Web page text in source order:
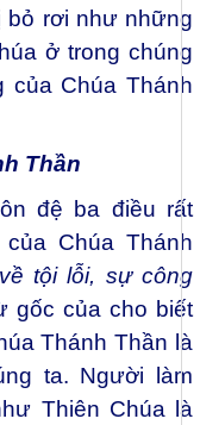
bỏ rơi như những
ở trong chúng
của Chúa Thánh
Thần
đệ ba điều rất
Chúa Thánh
tội lỗi, sự công
gốc của cho biết
Thánh Thần là
ta. Người làm
Thiên Chúa là